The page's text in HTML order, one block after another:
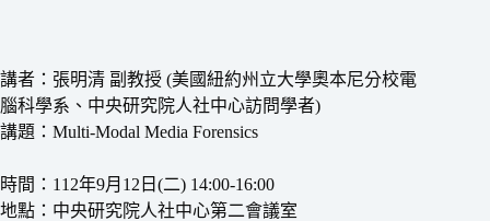
講者：張明清 副教授 (美國紐約州立大學奧本尼分校電
腦科學系、中央研究院人社中心訪問學者)
講題：Multi-Modal Media Forensics
時間：112年9月12日(二) 14:00-16:00
地點：中央研究院人社中心第二會議室